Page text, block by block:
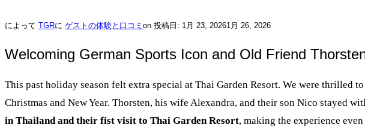
によって TGRに ゲストの体験と口コミ on 投稿日: 1月 23, 20261月 26, 2026
Welcoming German Sports Icon and Old Friend
This past holiday season felt extra special at Thai Garden Resort. We were thrilled
Christmas and New Year. Thorsten, his wife Alexandra, and their son Nico
in Thailand and their fist visit to Thai Garden Resort, making the experience